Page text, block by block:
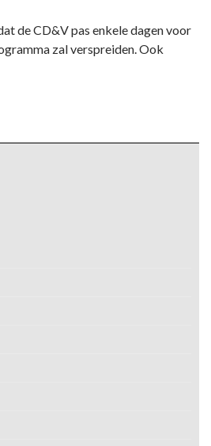
de CD&V pas enkele dagen voor
zal verspreiden. Ook